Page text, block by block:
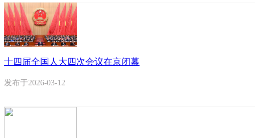
十四届全国人大四次会议在京闭幕
发布于2026-03-12